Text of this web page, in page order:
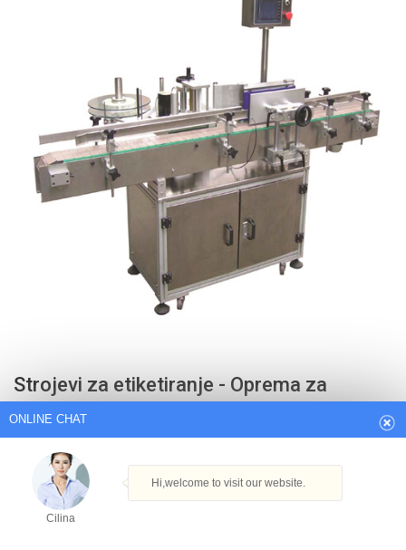
Strojevi za etiketiranje - Oprema za
etiketiranje Najnovija cijena ...
suppliers & exporters in India. Get contact details & address of
companies manufacturing and supplying Labelling Usage/Application:
Labeling On Round Bottle. Capacity: 60 – 120 Bottle/min. Speed: 60-200
Hi,welcome to visit our website.
Cilina